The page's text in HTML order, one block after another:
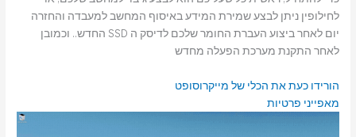
לחילופין ניתן לבצע שמירת המידע באיסוף המחשב למעבדה והחזרה
יום לאחר ביצוע העברת החומר שלכם לדיסק ה SSD החדש.. וכמובן
לאחר התקנת מערכת הפעלה מחדש
הורידו כעת את הכלי של מייקרוסופט
מאפייני פרטיות